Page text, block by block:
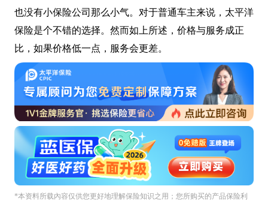
也没有小保险公司那么小气。对于普通车主来说，太平洋
保险是个不错的选择。然而如上所述，价格与服务成正
比，如果价格低一点，服务会更差。
*本资料所载內容仅供您更好地理解保险知识之用；您所购买的产品保险利